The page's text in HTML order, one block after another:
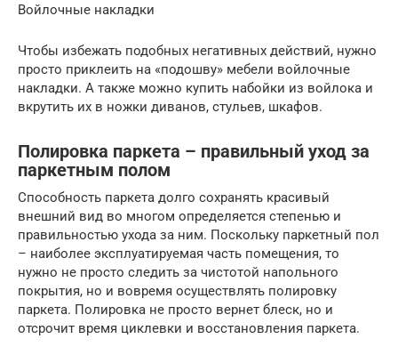
Войлочные накладки
Чтобы избежать подобных негативных действий, нужно
просто приклеить на «подошву» мебели войлочные
накладки. А также можно купить набойки из войлока и
вкрутить их в ножки диванов, стульев, шкафов.
Полировка паркета – правильный уход за
паркетным полом
Способность паркета долго сохранять красивый
внешний вид во многом определяется степенью и
правильностью ухода за ним. Поскольку паркетный пол
– наиболее эксплуатируемая часть помещения, то
нужно не просто следить за чистотой напольного
покрытия, но и вовремя осуществлять полировку
паркета. Полировка не просто вернет блеск, но и
отсрочит время циклевки и восстановления паркета.